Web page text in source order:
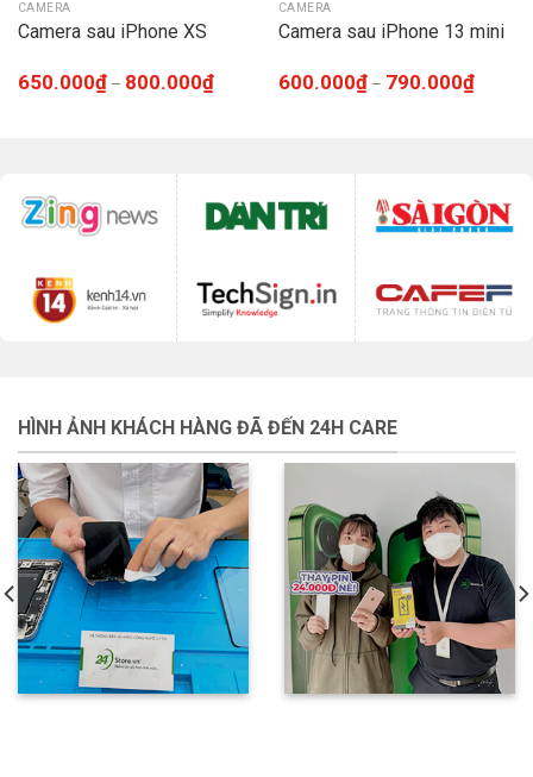
CAMERA
Camera sau iPhone XS
650.000₫– 800.000₫
CAMERA
Camera sau iPhone 13 mini
600.000₫– 790.000₫
HÌNH ẢNH KHÁCH HÀNG ĐÃ ĐẾN 24H CARE